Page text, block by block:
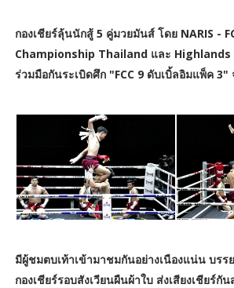
กองเชียร์ลุ้นนักสู้ 5 คู่มวยมันส์ โดย NARIS -
Championship Thailand และ
ร่วมมือกันระเบิดศึก "FCC 9 ดับเบิ้ลอิมแพ็ค
มีผู้ชมตบเท้าเข้ามาชมกันอย่างเนืองแน่น บร
กองเชียร์รอบสังเวียนผืนผ้าใบ ส่งเสียงเชียร์